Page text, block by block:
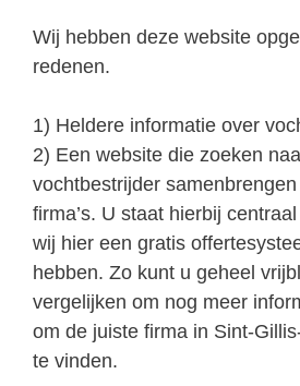
Wij hebben deze website
redenen.
1) Heldere informatie over
2) Een website die zoeken
vochtbestrijder
firma’s. U staat hierbij
wij hier een gratis
hebben. Zo kunt u geheel
vergelijken om nog meer
om de juiste firma in Sint-
te vinden.